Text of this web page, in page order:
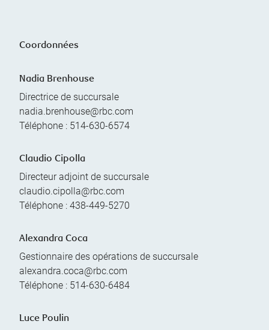
Coordonnées
Nadia Brenhouse
Directrice de succursale
nadia.brenhouse@rbc.com
Téléphone : 514-630-6574
Claudio Cipolla
Directeur adjoint de succursale
claudio.cipolla@rbc.com
Téléphone : 438-449-5270
Alexandra Coca
Gestionnaire des opérations de succursale
alexandra.coca@rbc.com
Téléphone : 514-630-6484
Luce Poulin